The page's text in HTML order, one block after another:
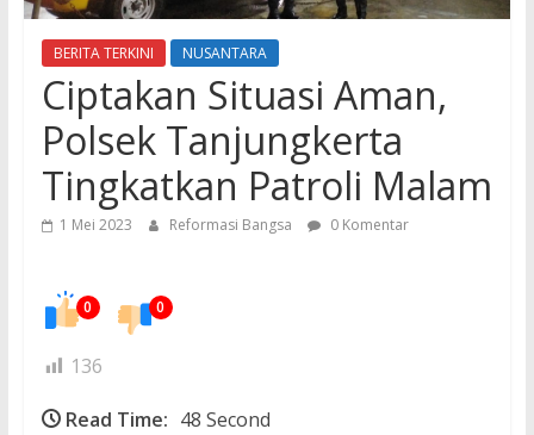
BERITA TERKINI NUSANTARA
Ciptakan Situasi Aman,
Polsek Tanjungkerta
Tingkatkan Patroli Malam
1 Mei 2023 Reformasi Bangsa 0 Komentar
0 0
136
Read Time: 48 Second